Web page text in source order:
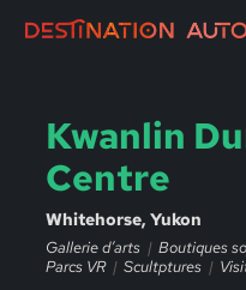
Kwanlin
Centre
Whitehorse, Yukon
Gallerie d’arts Boutiques
Parcs VR
Scultptures